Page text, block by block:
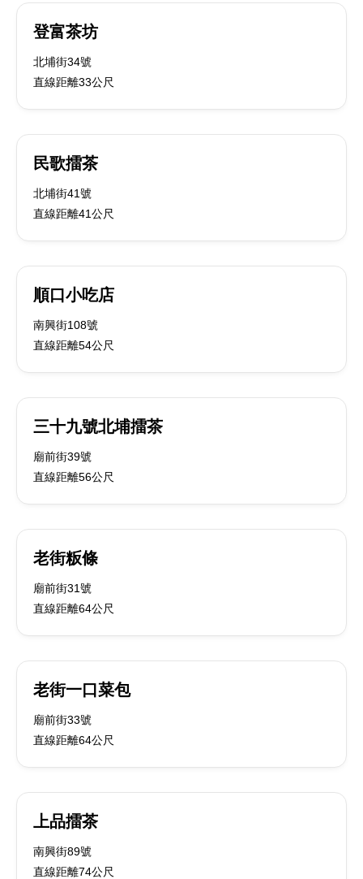
登富茶坊
北埔街34號
直線距離33公尺
民歌擂茶
北埔街41號
直線距離41公尺
順口小吃店
南興街108號
直線距離54公尺
三十九號北埔擂茶
廟前街39號
直線距離56公尺
老街粄條
廟前街31號
直線距離64公尺
老街一口菜包
廟前街33號
直線距離64公尺
上品擂茶
南興街89號
直線距離74公尺